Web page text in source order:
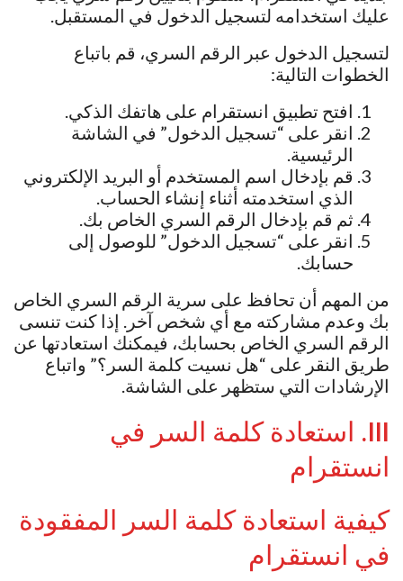
عليك استخدامه لتسجيل الدخول في المستقبل.
لتسجيل الدخول عبر الرقم السري، قم باتباع
الخطوات التالية:
افتح تطبيق انستقرام على هاتفك الذكي.
انقر على “تسجيل الدخول” في الشاشة
الرئيسية.
قم بإدخال اسم المستخدم أو البريد الإلكتروني
الذي استخدمته أثناء إنشاء الحساب.
ثم قم بإدخال الرقم السري الخاص بك.
انقر على “تسجيل الدخول” للوصول إلى
حسابك.
من المهم أن تحافظ على سرية الرقم السري الخاص
بك وعدم مشاركته مع أي شخص آخر. إذا كنت تنسى
الرقم السري الخاص بحسابك، فيمكنك استعادتها عن
طريق النقر على “هل نسيت كلمة السر؟” واتباع
الإرشادات التي ستظهر على الشاشة.
III. استعادة كلمة السر في
انستقرام
كيفية استعادة كلمة السر المفقودة
في انستقرام